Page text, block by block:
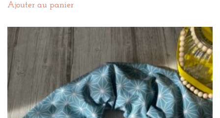
Ajouter au panier